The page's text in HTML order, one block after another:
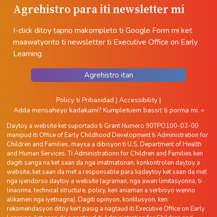
Agrehistro para iti newsletter mi
I-click ditoy tapno makompleto ti Google Form mi ket
maawatyonto ti newsletter ti Executive Office on Early
Learning.
Agrehistro itan
Policy ti Pribasidad | Accessibility |
Adda mensaheyo kadakami? Kumpletuem bassit ti porma mi. »
Daytoy a website ket suportado ti Grant Numero 90TPO100-02-00
manipud iti Office of Early Childhood Development ti Administration for
Children and Families, maysa a dibisyon ti U.S. Department of Health
and Human Services. Ti Administrationn for Children and Families ken
dagiti sanga na ket saan da nga imatmatonan, konkontrolen daytoy a
website, ket saan da met a responsable para kadaytoy ket saan da met
nga iyendorso daytoy a website (agraman, nga awan limitasyonna, ti
linaonna, technical structure, policy, ken aniaman a serbisyo wenno
alikamen nga iyetnagna). Dagiti opinyon, konklusyon, ken
rekomendasyon ditoy kert pasig a nagtaud iti Executive Office on Early